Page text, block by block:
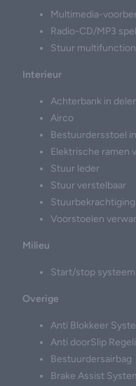
Multimedia-
Radio-CD/MP3
Stuur
Interieur
Achterbank in
Airco
Bestuurdersstoel
Elektrische ramen
Stuur leder
Stuur verstelbaar
Stuurbekrachtiging
Voorstoelen
Milieu
Start/stop systeem
Overige
Anti Blokkeer
Anti doorSlip
Bestuurdersairbag
Brake Assist